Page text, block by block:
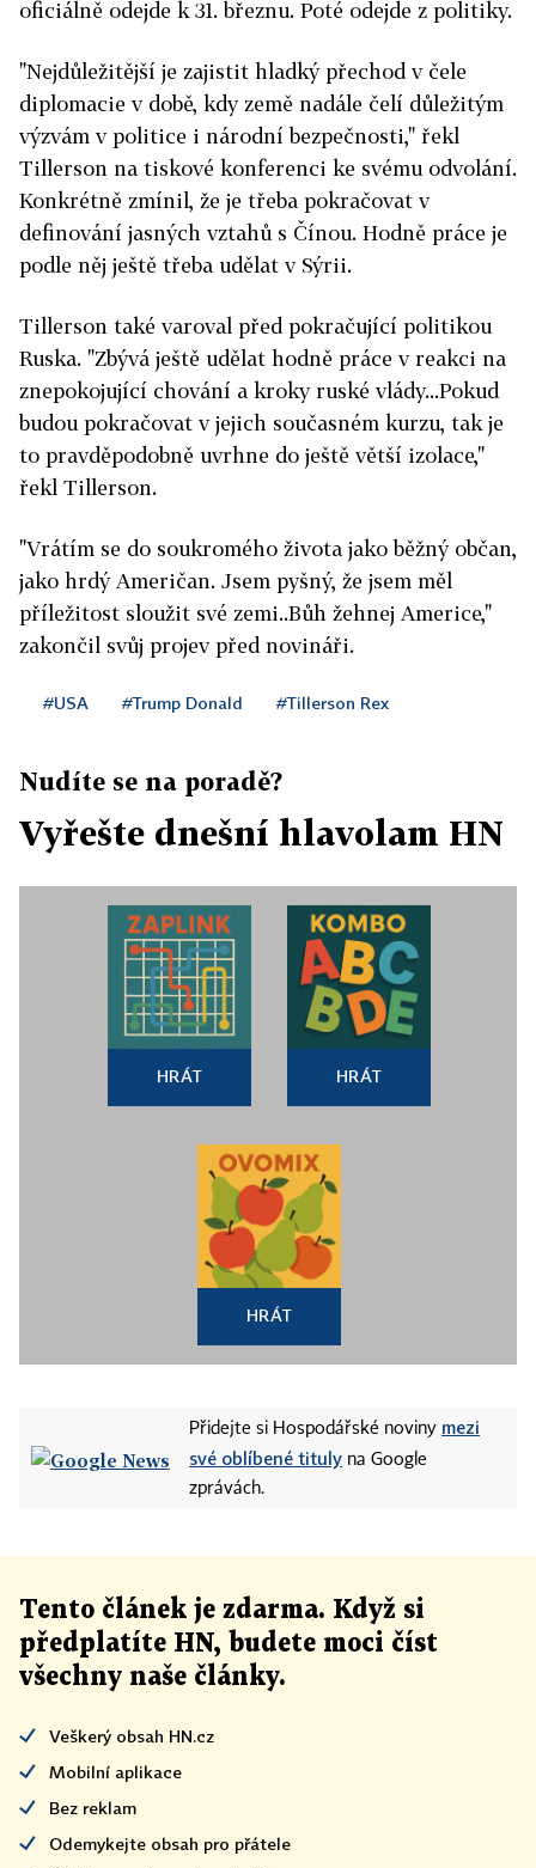
oficiálně odejde k 31. březnu. Poté odejde z politiky.
"Nejdůležitější je zajistit hladký přechod v čele
diplomacie v době, kdy země nadále čelí důležitým
výzvám v politice i národní bezpečnosti," řekl
Tillerson na tiskové konferenci ke svému odvolání.
Konkrétně zmínil, že je třeba pokračovat v
definování jasných vztahů s Čínou. Hodně práce je
podle něj ještě třeba udělat v Sýrii.
Tillerson také varoval před pokračující politikou
Ruska. "Zbývá ještě udělat hodně práce v reakci na
znepokojující chování a kroky ruské vlády...Pokud
budou pokračovat v jejich současném kurzu, tak je
to pravděpodobně uvrhne do ještě větší izolace,"
řekl Tillerson.
"Vrátím se do soukromého života jako běžný občan,
jako hrdý Američan. Jsem pyšný, že jsem měl
příležitost sloužit své zemi..Bůh žehnej Americe,"
zakončil svůj projev před novináři.
#USA #Trump Donald #Tillerson Rex
Nudíte se na poradě?
Vyřešte dnešní hlavolam HN
HRÁT HRÁT
HRÁT
Přidejte si Hospodářské noviny mezi
své oblíbené tituly na Google
zprávách.
Tento článek je zdarma. Když si
předplatíte HN, budete moci číst
všechny naše články.
Veškerý obsah HN.cz
Mobilní aplikace
Bez reklam
Odemykejte obsah pro přátele